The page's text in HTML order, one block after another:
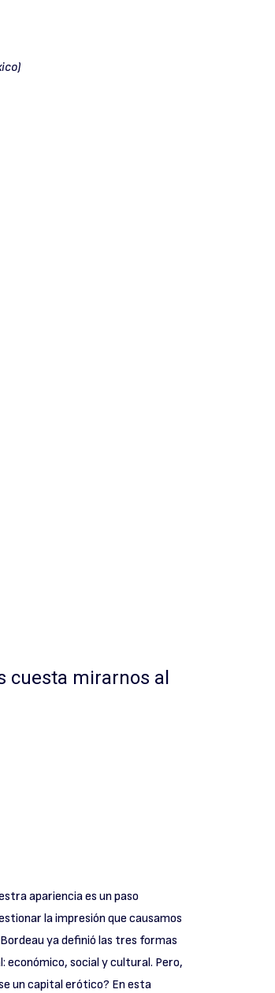
cuesta mirarnos al
apariencia es un paso
la impresión que causamos
ya definió las tres formas
económico, social y cultural. Pero,
un capital erótico? En esta